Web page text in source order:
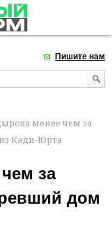
Пишите нам
менее чем за
Кади-Юрта
за
дом